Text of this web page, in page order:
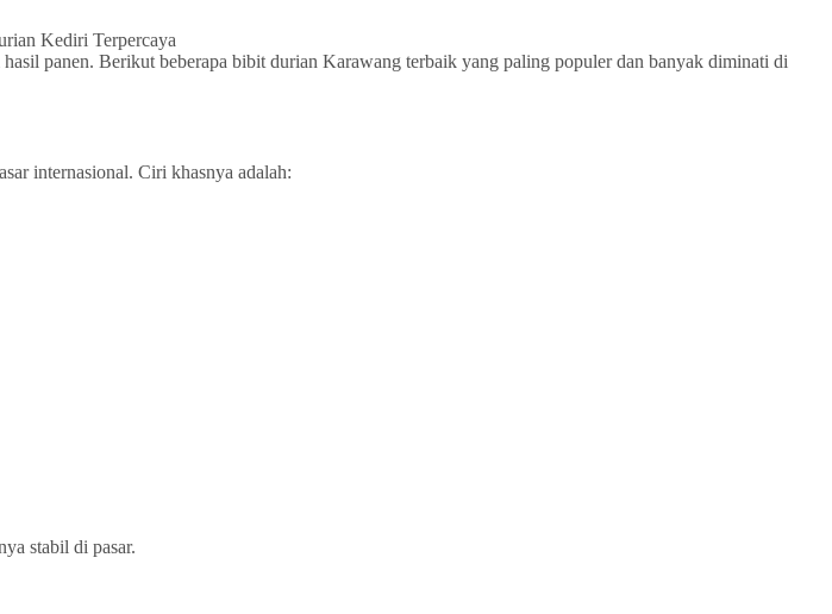
panen. Berikut beberapa bibit durian Karawang terbaik yang paling populer dan banyak diminati di
internasional. Ciri khasnya adalah:
stabil di pasar.